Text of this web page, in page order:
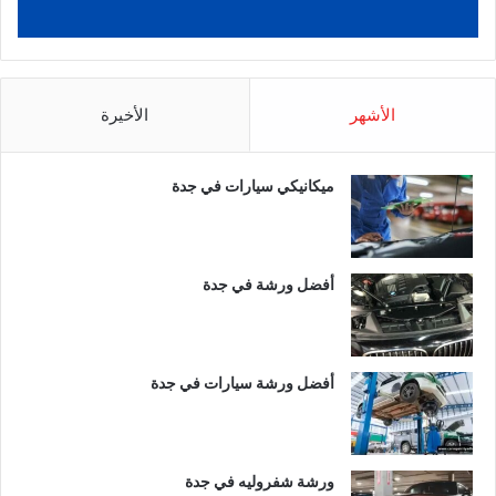
الأشهر الأخيرة
ميكانيكي سيارات في جدة
أفضل ورشة في جدة
أفضل ورشة سيارات في جدة
ورشة شفروليه في جدة